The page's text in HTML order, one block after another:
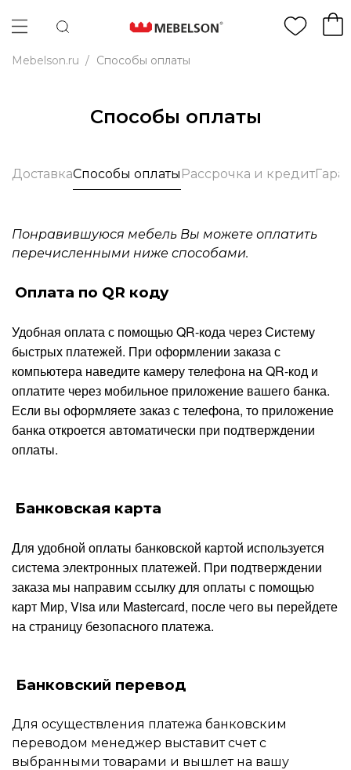
Mebelson.ru / Способы оплаты
Способы оплаты
ДоставкаСпособы оплаты Рассрочка и кредит
Понравившуюся мебель Вы можете оплатить
перечисленными ниже способами.
Оплата по QR коду
Удобная оплата с помощью QR-кода через Систему
быстрых платежей. При оформлении заказа с
компьютера наведите камеру телефона на QR-код и
оплатите через мобильное приложение вашего банка.
Если вы оформляете заказ с телефона, то приложение
банка откроется автоматически при подтверждении
оплаты.
Банковская карта
Для удобной оплаты банковской картой используется
система электронных платежей. При подтверждении
заказа мы направим ссылку для оплаты с помощью
карт Мир, Visa или Mastercard, после чего вы перейдете
на страницу безопасного платежа.
Банковский перевод
Для осуществления платежа банковским
переводом менеджер выставит счет с
выбранными товарами и вышлет на вашу